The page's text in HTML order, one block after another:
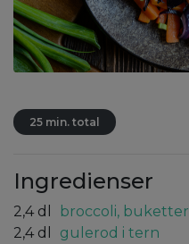
25 min. total
Ingredienser
2,4 dl
broccoli, buketter
2,4 dl
gulerod i tern